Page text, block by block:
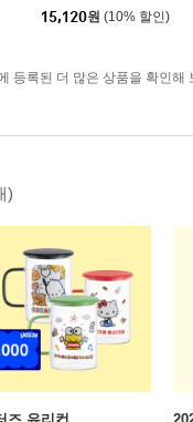
15,120원 (10% 할인)
등록된 더 많은 상품을 확인해
)